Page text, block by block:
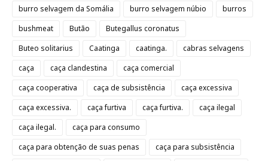
burro selvagem da Somália
burro selvagem núbio
burros
bushmeat
Butão
Butegallus coronatus
Buteo solitarius
Caatinga caatinga.
cabras selvagens
caça
caça clandestina
caça comercial
caça cooperativa
caça de subsistência
caça excessiva
caça excessiva.
caça furtiva caça furtiva.
caça ilegal
caça ilegal.
caça para consumo
caça para obtenção de suas penas
caça para subsistência